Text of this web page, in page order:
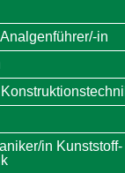
in
in Kunststoff-